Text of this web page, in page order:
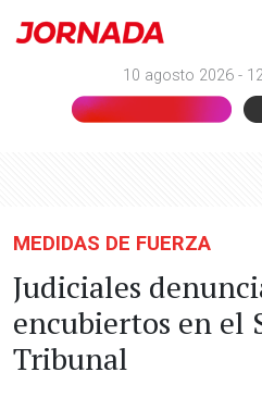
10 agosto 2026 -
MEDIDAS DE FUERZA
Judiciales
encubiertos en el
Tribunal